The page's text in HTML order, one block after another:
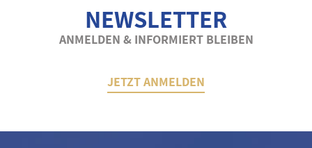
NEWSLETTER
ANMELDEN & INFORMIERT BLEIBEN
JETZT ANMELDEN